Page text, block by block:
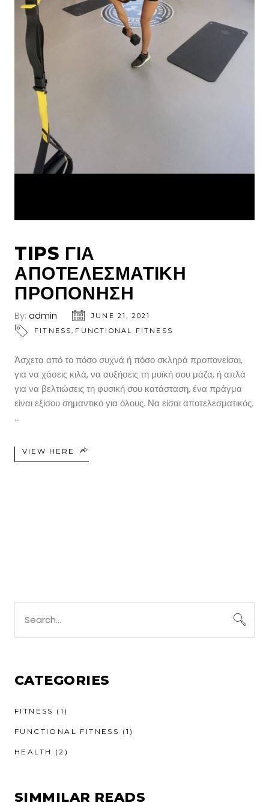
TIPS ΓΙΑ
ΑΠΟΤΕΛΕΣΜΑΤΙΚΗ
ΠΡΟΠΟΝΗΣΗ
By: admin
JUNE 21, 2021
FITNESS, FUNCTIONAL FITNESS
Άσχετα από το πόσο συχνά ή πόσο σκληρά προπονείσαι,
για να χάσεις κιλά, να αυξήσεις τη μυϊκή σου μάζα, ή απλά
για να βελτιώσεις τη φυσική σου κατάσταση, ένα πράγμα
είναι εξίσου σημαντικό για όλους. Να είσαι αποτελεσματικός.
VIEW HERE
for:
CATEGORIES
FITNESS (1)
FUNCTIONAL FITNESS (1)
HEALTH (2)
SIMMILAR READS